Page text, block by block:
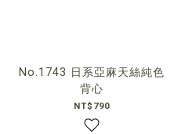
No.1743 日系亞麻天絲純色
背心
NT$790